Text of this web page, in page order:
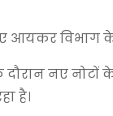
विभाग के
नए
है।